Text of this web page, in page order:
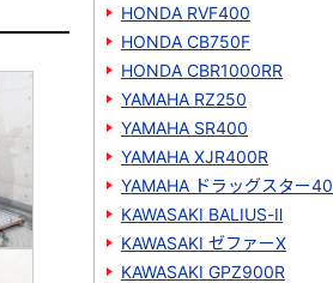
HONDA RVF400
HONDA CB750F
HONDA CBR1000RR
YAMAHA RZ250
YAMAHA SR400
YAMAHA XJR400R
YAMAHA ドラッグスター
KAWASAKI BALIUS-Ⅱ
KAWASAKI ゼファーΧ
KAWASAKI GPZ900R